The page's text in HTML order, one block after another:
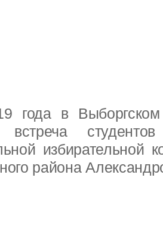
года в
встреча
избирательной
района